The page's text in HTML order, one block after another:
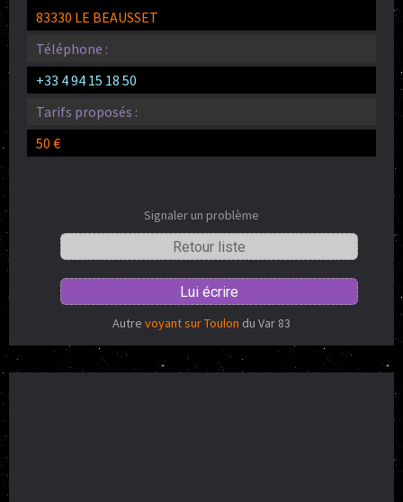
83330 LE BEAUSSET
Téléphone :
+33 4 94 15 18 50
Tarifs proposés :
50 €
Signaler un problème
Retour liste
Lui écrire
Autre voyant sur Toulon du Var 83